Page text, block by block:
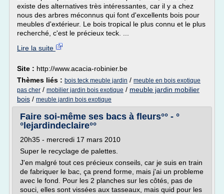
existe des alternatives très intéressantes, car il y a chez
nous des arbres méconnus qui font d'excellents bois pour
meubles d'extérieur. Le bois tropical le plus connu et le plus
recherché, c'est le précieux teck. ...
Lire la suite
Site : http://www.acacia-robinier.be
Thèmes liés : bois teck meuble jardin / meuble en bois exotique
pas cher / mobilier jardin bois exotique / meuble jardin mobilier
bois / meuble jardin bois exotique
Faire soi-même ses bacs à fleurs°° - °
°lejardindeclaire°°
20h35 - mercredi 17 mars 2010
Super le recyclage de palettes.
J'en malgré tout ces précieux conseils, car je suis en train
de fabriquer le bac, ça prend forme, mais j'ai un probleme
avec le fond. Pour les 2 planches sur les côtés, pas de
souci, elles sont vissées aux tasseaux, mais quid pour les